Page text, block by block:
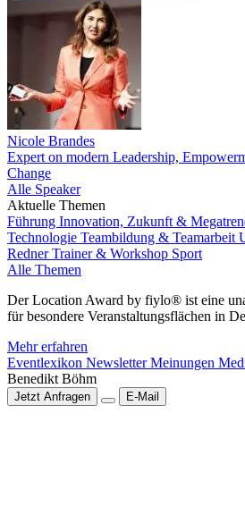
Nicole Brandes
Expert on modern Leadership,
Change
Alle Speaker
Aktuelle Themen
Führung Innovation, Zukunft &
Technologie Teambildung & Teamarbeit
RednerTrainer & Workshop Sport
Alle Themen
Der Location Award by fiylo® ist eine
für besondere Veranstaltungsflächen in
Mehr erfahren
Eventlexikon NewsletterMeinungen
Benedikt Böhm
Jetzt Anfragen E-Mail